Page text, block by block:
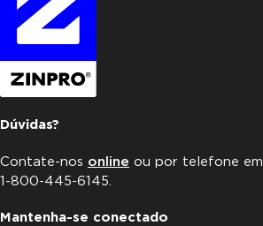
Dúvidas?
Contate-nos online ou por telefone em
1-800-445-6145.
Mantenha-se conectado